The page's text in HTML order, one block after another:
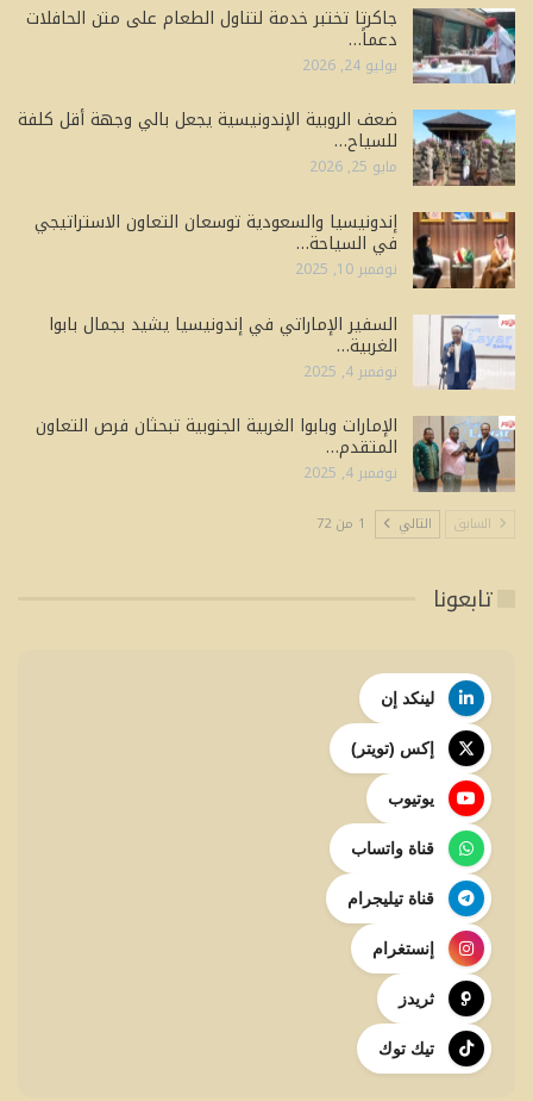
جاكرتا تختبر خدمة لتناول الطعام على متن الحافلات
دعماً…
يوليو 24, 2026
ضعف الروبية الإندونيسية يجعل بالي وجهة أقل كلفة
للسياح…
مايو 25, 2026
إندونيسيا والسعودية توسعان التعاون الاستراتيجي
في السياحة…
نوفمبر 10, 2025
السفير الإماراتي في إندونيسيا يشيد بجمال بابوا
الغربية…
نوفمبر 4, 2025
الإمارات وبابوا الغربية الجنوبية تبحثان فرص التعاون
المتقدم…
نوفمبر 4, 2025
السابق التالي 1 من 72
تابعونا
لينكد إن
إكس (تويتر)
يوتيوب
قناة واتساب
قناة تيليجرام
إنستغرام
ثريدز
تيك توك